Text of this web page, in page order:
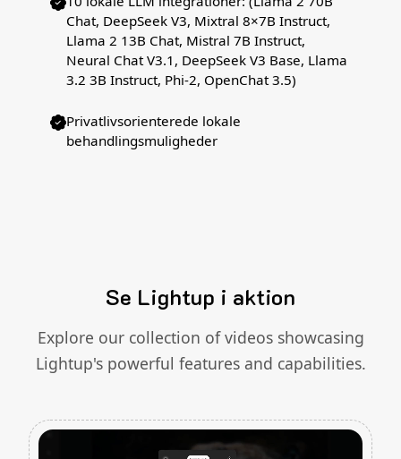
Chat, DeepSeek V3, Mixtral 8×7B Instruct,
Llama 2 13B Chat, Mistral 7B Instruct,
Neural Chat V3.1, DeepSeek V3 Base, Llama
3.2 3B Instruct, Phi-2, OpenChat 3.5)
Privatlivsorienterede lokale
behandlingsmuligheder
Se Lightup i aktion
Explore our collection of videos showcasing
Lightup's powerful features and capabilities.